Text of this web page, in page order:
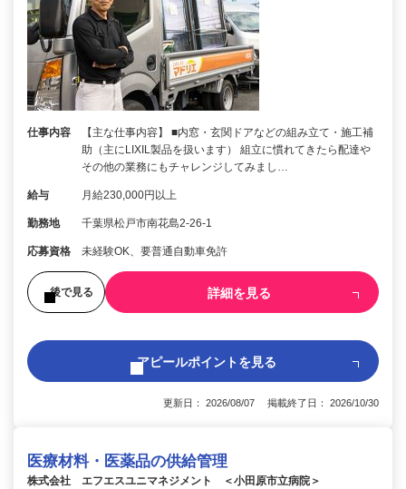
仕事内容
【主な仕事内容】 ■内窓・玄関ドアなどの組み立て・施工補
助（主にLIXIL製品を扱います） 組立に慣れてきたら配達や
その他の業務にもチャレンジしてみまし…
給与 月給230,000円以上
勤務地 千葉県松戸市南花島2-26-1
応募資格 未経験OK、要普通自動車免許
後で見る 詳細を見る
アピールポイントを見る
更新日： 2026/08/07 掲載終了日： 2026/10/30
医療材料・医薬品の供給管理
株式会社 エフエスユニマネジメント ＜小田原市立病院＞